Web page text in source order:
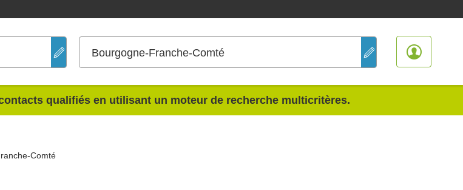
Bourgogne-Franche-Comté
qualifiés en utilisant un moteur de recherche multicritères.
Comté